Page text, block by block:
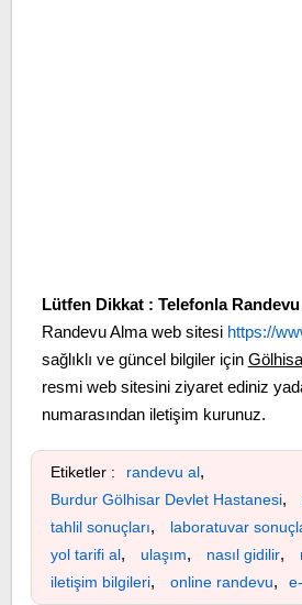
Lütfen Dikkat : Telefonla
Randevu Alma web sitesi https://
sağlıklı ve güncel bilgiler için
resmi web sitesini ziyaret ediniz
numarasından iletişim kurunuz.
Etiketler : randevu al,
Burdur Gölhisar Devlet Hastanesi,
tahlil sonuçları, laboratuvar
yol tarifi al, ulaşım, nasıl gidilir,
iletişim bilgileri, online randevu,